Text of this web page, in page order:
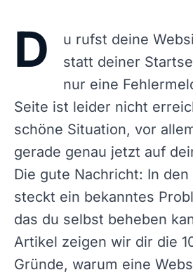
D
u rufst deine
statt deiner
nur eine
Seite ist leider nicht
schöne Situation, vor
gerade genau jetzt auf
Die gute Nachricht: In
steckt ein bekanntes
das du selbst beheben
Artikel zeigen wir dir die
Gründe, warum eine